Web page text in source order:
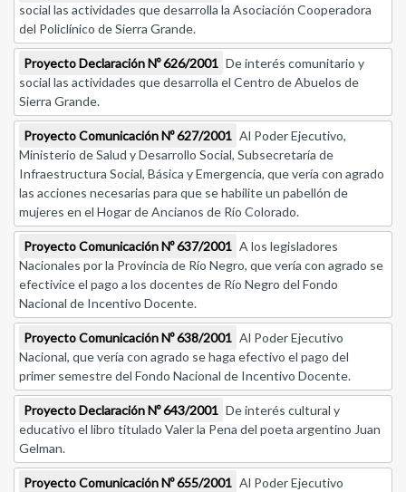
social las actividades que desarrolla la Asociación Cooperadora
del Policlínico de Sierra Grande.
Proyecto Declaración Nº 626/2001 De interés comunitario y
social las actividades que desarrolla el Centro de Abuelos de
Sierra Grande.
Proyecto Comunicación Nº 627/2001 Al Poder Ejecutivo,
Ministerio de Salud y Desarrollo Social, Subsecretaría de
Infraestructura Social, Básica y Emergencia, que vería con agrado
las acciones necesarias para que se habilite un pabellón de
mujeres en el Hogar de Ancianos de Río Colorado.
Proyecto Comunicación Nº 637/2001 A los legisladores
Nacionales por la Provincia de Río Negro, que vería con agrado se
efectivice el pago a los docentes de Río Negro del Fondo
Nacional de Incentivo Docente.
Proyecto Comunicación Nº 638/2001 Al Poder Ejecutivo
Nacional, que vería con agrado se haga efectivo el pago del
primer semestre del Fondo Nacional de Incentivo Docente.
Proyecto Declaración Nº 643/2001 De interés cultural y
educativo el libro titulado Valer la Pena del poeta argentino Juan
Gelman.
Proyecto Comunicación Nº 655/2001 Al Poder Ejecutivo